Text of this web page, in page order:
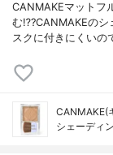
CANMAKEマットフ
む⁉️?CANMAKEのシ
スクに付きにくいの
CANMAKE(
シェーディ